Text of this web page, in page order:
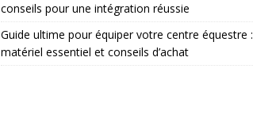
conseils pour une intégration réussie
Guide ultime pour équiper votre centre équestre :
matériel essentiel et conseils d’achat